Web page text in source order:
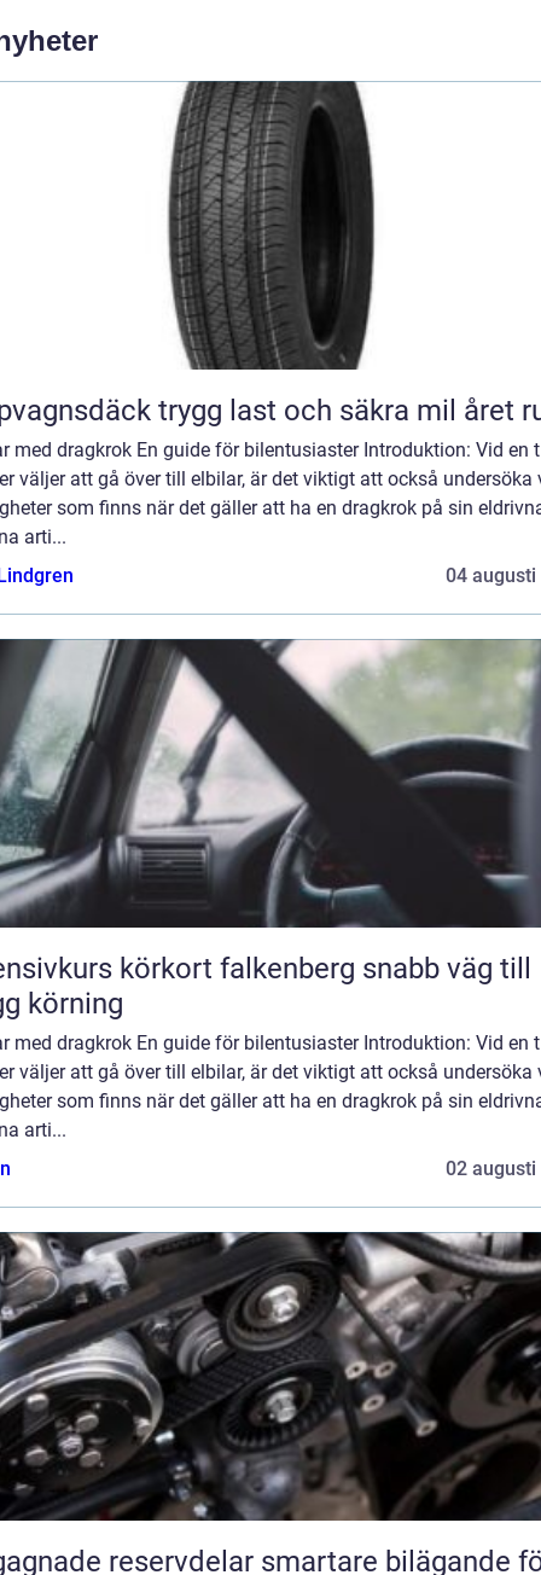
Släpvagnsdäck trygg last och säkra mil året
med dragkrok En guide för bilentusiaster Introduktion: Vid en
väljer att gå över till elbilar, är det viktigt att också undersöka
som finns när det gäller att ha en dragkrok på sin
arti...
04 augusti
körkort falkenberg snabb väg till
körning
med dragkrok En guide för bilentusiaster Introduktion: Vid en
väljer att gå över till elbilar, är det viktigt att också undersöka
som finns när det gäller att ha en dragkrok på sin
arti...
02 augusti
reservdelar smartare bilägande för